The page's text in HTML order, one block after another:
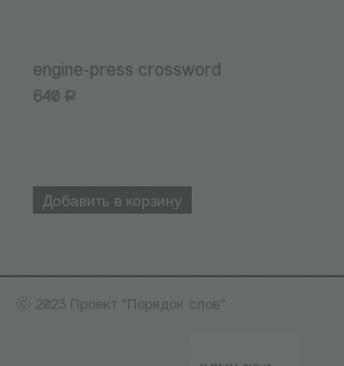
engine-press crossword
640 Р
Добавить в корзину
ⓒ 2023 Проект "Порядок слов"